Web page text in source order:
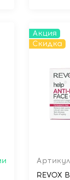
Акция
Скидка
REVOX